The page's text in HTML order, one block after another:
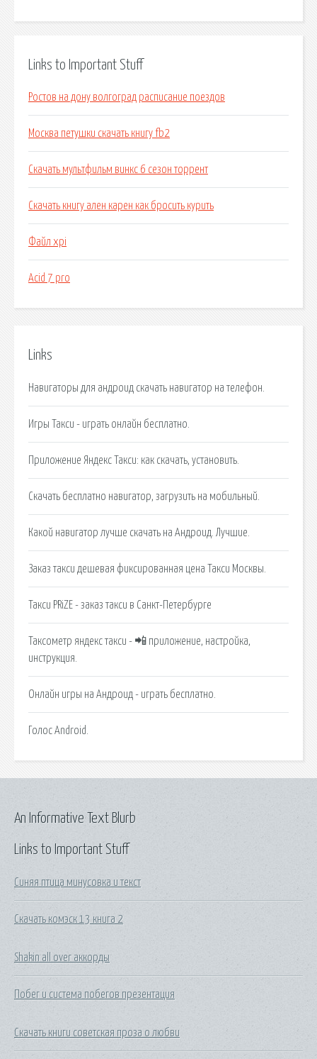
Links to Important Stuff
Ростов на дону волгоград расписание поездов
Москва петушки скачать книгу fb2
Скачать мультфильм винкс 6 сезон торрент
Скачать книгу ален карен как бросить курить
Файл xpi
Acid 7 pro
Links
Навигаторы для андроид скачать навигатор на телефон.
Игры Такси - играть онлайн бесплатно.
Приложение Яндекс Такси: как скачать, установить.
Скачать бесплатно навигатор, загрузить на мобильный.
Какой навигатор лучше скачать на Андроид. Лучшие.
Заказ такси дешевая фиксированная цена Такси Москвы.
Такси PRiZE - заказ такси в Санкт-Петербурге
Таксометр яндекс такси - 📲 приложение, настройка,
инструкция.
Онлайн игры на Андроид - играть бесплатно.
Голос Android.
Links to Important Stuff
Синяя птица минусовка и текст
Скачать комэск 13 книга 2
Shakin all over аккорды
Побег и система побегов презентация
Скачать книги советская проза о любви
An Informative Text Blurb